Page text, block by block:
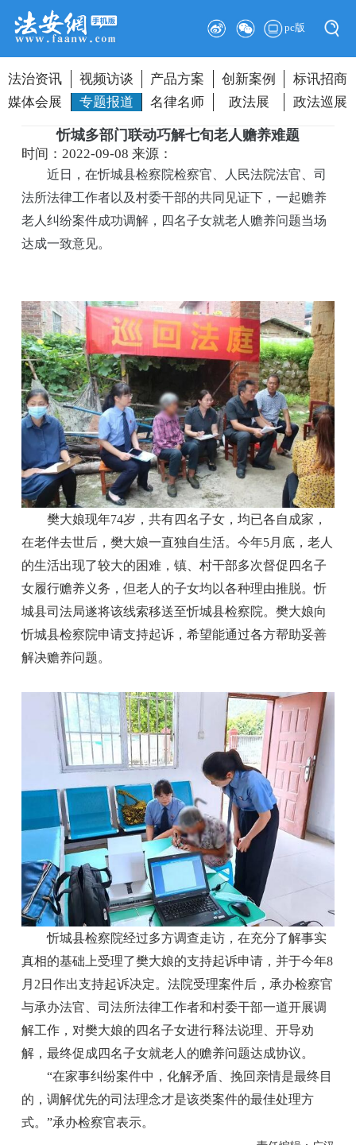
pc版
法治资讯 视频访谈 产品方案 创新案例
标讯招商
媒体会展
专题报道 名律名师 政法展 政法巡展
忻城多部门联动巧解七旬老人赡养难题
时间：2022-09-08来源：
近日，在忻城县检察院检察官、人民法院法官、司
法所法律工作者以及村委干部的共同见证下，一起赡养
老人纠纷案件成功调解，四名子女就老人赡养问题当场
达成一致意见。
樊大娘现年74岁，共有四名子女，均已各自成家，
在老伴去世后，樊大娘一直独自生活。今年5月底，老人
的生活出现了较大的困难，镇、村干部多次督促四名子
女履行赡养义务，但老人的子女均以各种理由推脱。忻
城县司法局遂将该线索移送至忻城县检察院。樊大娘向
忻城县检察院申请支持起诉，希望能通过各方帮助妥善
解决赡养问题。
忻城县检察院经过多方调查走访，在充分了解事实
真相的基础上受理了樊大娘的支持起诉申请，并于今年8
月2日作出支持起诉决定。法院受理案件后，承办检察官
与承办法官、司法所法律工作者和村委干部一道开展调
解工作，对樊大娘的四名子女进行释法说理、开导劝
解，最终促成四名子女就老人的赡养问题达成协议。
“在家事纠纷案件中，化解矛盾、挽回亲情是最终目
的，调解优先的司法理念才是该类案件的最佳处理方
式。”承办检察官表示。